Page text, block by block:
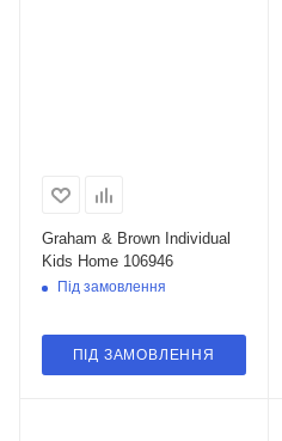
Graham & Brown Individual
Kids Home 106946
Під замовлення
ПІД ЗАМОВЛЕННЯ